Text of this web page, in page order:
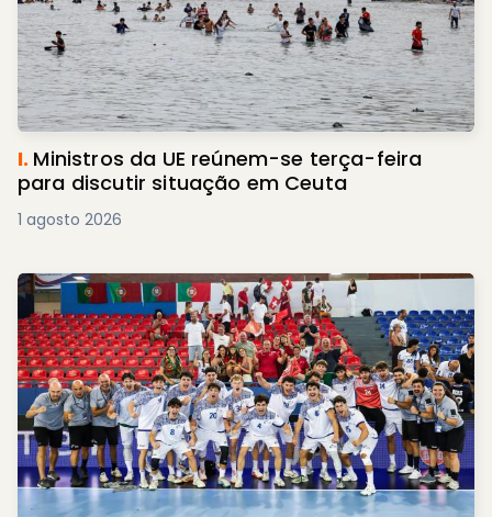
I. Ministros da UE reúnem-se terça-feira
para discutir situação em Ceuta
1 agosto 2026